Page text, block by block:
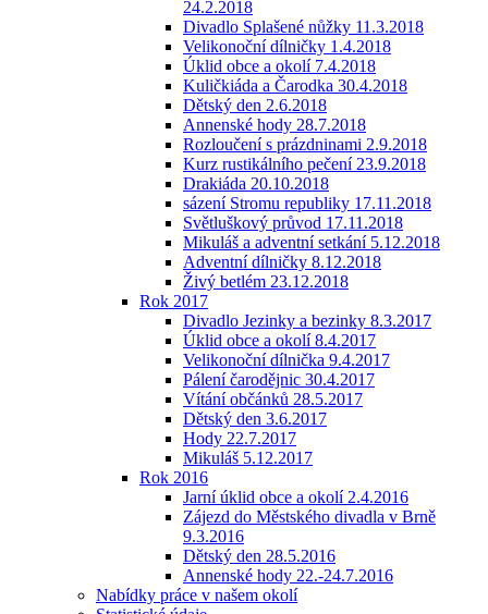
24.2.2018
Divadlo Splašené nůžky 11.3.2018
Velikonoční dílničky 1.4.2018
Úklid obce a okolí 7.4.2018
Kuličkiáda a Čarodka 30.4.2018
Dětský den 2.6.2018
Annenské hody 28.7.2018
Rozloučení s prázdninami 2.9.2018
Kurz rustikálního pečení 23.9.2018
Drakiáda 20.10.2018
sázení Stromu republiky 17.11.2018
Světluškový průvod 17.11.2018
Mikuláš a adventní setkání 5.12.2018
Adventní dílničky 8.12.2018
Živý betlém 23.12.2018
Rok 2017
Divadlo Jezinky a bezinky 8.3.2017
Úklid obce a okolí 8.4.2017
Velikonoční dílnička 9.4.2017
Pálení čarodějnic 30.4.2017
Vítání občánků 28.5.2017
Dětský den 3.6.2017
Hody 22.7.2017
Mikuláš 5.12.2017
Rok 2016
Jarní úklid obce a okolí 2.4.2016
Zájezd do Městského divadla v Brně
9.3.2016
Dětský den 28.5.2016
Annenské hody 22.-24.7.2016
Nabídky práce v našem okolí